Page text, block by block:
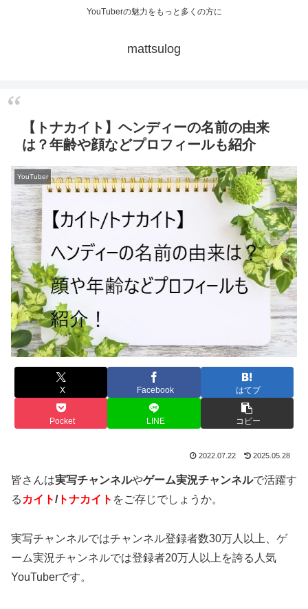
YouTuberの魅力をもっと多くの方に
mattsulog
【トナカイト】ヘンディーの名前の由来
は？年齢や顔などプロフィールも紹介
YouTuber
X Facebook はてブ
Pocket LINE コピー
2022.07.22 2025.05.28
皆さんは実写チャンネルやゲーム実況チャンネルで活躍す
る カイト/トナカイト をご存じでしょうか。
実写チャンネルではチャンネル登録者数30万人以上、ゲ
ーム実況チャンネルでは登録者20万人以上を誇る人気
YouTuberです。